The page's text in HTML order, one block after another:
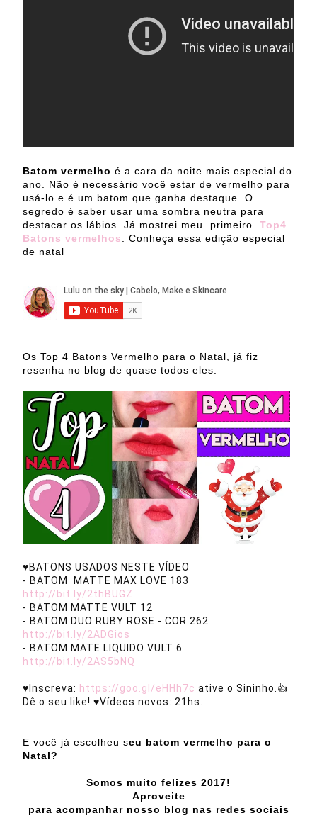
Batom vermelho é a cara da noite mais especial do
ano. Não é necessário você estar de vermelho para
usá-lo e é um batom que ganha destaque. O
segredo é saber usar uma sombra neutra para
destacar os lábios. Já mostrei meu primeiro Top4
Batons vermelhos
. Conheça essa edição especial
de natal
Os Top 4 Batons Vermelho para o Natal, já fiz
resenha no blog de quase todos eles.
♥BATONS USADOS NESTE VÍDEO
- BATOM  MATTE MAX LOVE 183
http://bit.ly/2thBUGZ
- BATOM MATTE VULT 12
- BATOM DUO RUBY ROSE - COR 262
http://bit.ly/2ADGios
http://bit.ly/2AS5bNQ
♥Inscreva: https://goo.gl/eHHh7c ative o Sininho.👍
Dê o seu like! ♥Vídeos novos: 21hs.
E você já escolheu seu batom vermelho para o
Natal?
Somos muito felizes 2017!
Aproveite
para acompanhar nosso blog nas redes sociais